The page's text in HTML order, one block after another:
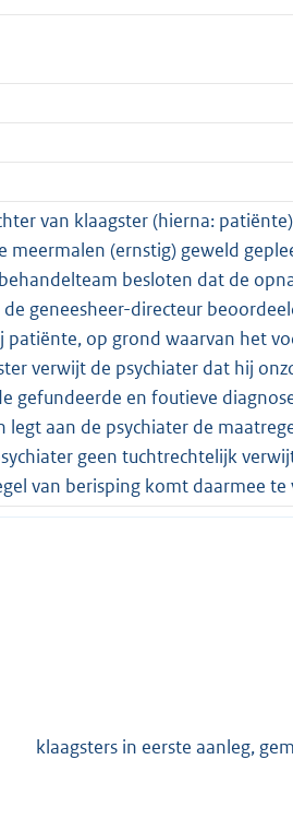
van klaagster (hierna:
(ernstig) geweld
besloten dat de
geneesheer-directeur
patiënte, op grond waarvan het
verwijt de psychiater dat hij
gefundeerde en foutieve
aan de psychiater de
geen tuchtrechtelijk
van berisping komt daarmee te
in eerste aanleg,